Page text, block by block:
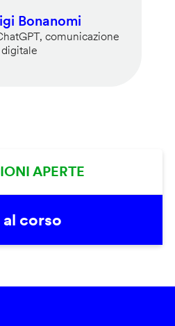
Bonanomi
comunicazione
digitale
APERTE
al corso